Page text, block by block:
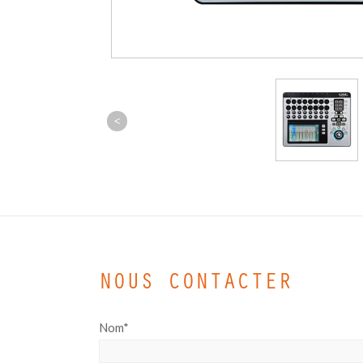
<
NOUS CONTACTER
Nom*